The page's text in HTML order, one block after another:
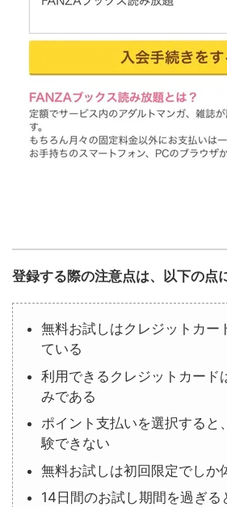
登録する際の注意点は、以下の点
無料お試しはクレジットカー
ている
利用できるクレジットカード
みである
ポイント支払いを選択すると
験できない
無料お試しは初回限定でしか
14日間のお試し期間を過ぎる